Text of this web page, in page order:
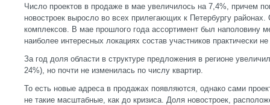
Число проектов в продаже в мае увеличилось на 7,4%, причем
новостроек выросло во всех прилегающих к Петербургу
комплексов. В мае прошлого года ассортимент был наполовину
наиболее интересных локациях состав участников практически
За год доля области в структуре предложения в регионе
24%), но почти не изменилась по числу квартир.
То есть новые адреса в продажах появляются, однако сами
не такие масштабные, как до кризиса. Доля новостроек,